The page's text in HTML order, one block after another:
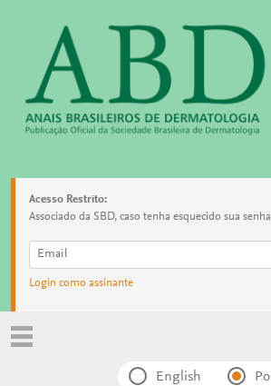
Acesso Restrito:
Associado da SBD, caso tenha esquecido sua
Login como assinante
English